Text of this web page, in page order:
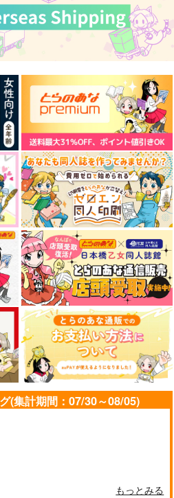
(集計期間：07/30～08/05)
もっとみる